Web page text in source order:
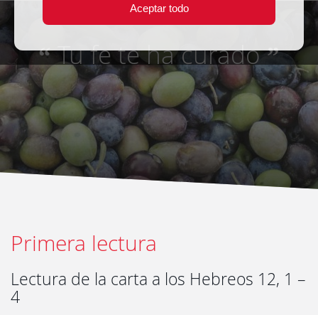
Aceptar todo
“Tu fe te ha curado”
Primera lectura
Lectura de la carta a los Hebreos 12, 1 –
4